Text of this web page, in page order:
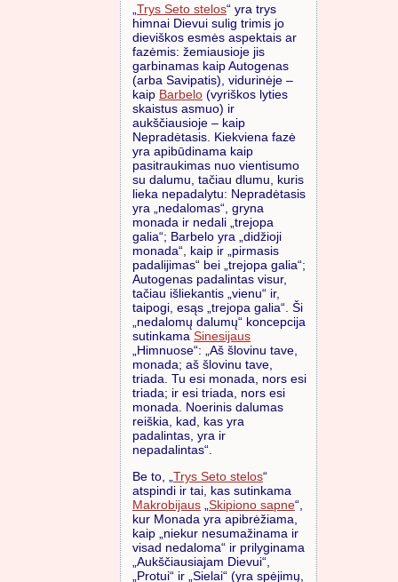
Trys Seto stelos“ yra trys
himnai Dievui sulig trimis jo
dieviškos esmės aspektais ar
fazėmis: žemiausioje jis
garbinamas kaip Autogenas
(arba Savipatis), vidurinėje –
kaip Barbelo (vyriškos lyties
skaistus asmuo) ir
aukščiausioje – kaip
Nepradėtasis. Kiekviena fazė
yra apibūdinama kaip
pasitraukimas nuo vientisumo
su dalumu, tačiau dlumu, kuris
lieka nepadalytu: Nepradėtasis
yra „nedalomas“, gryna
monada ir nedali „trejopa
galia“; Barbelo yra „didžioji
monada“, kaip ir „pirmasis
padalijimas“ bei „trejopa galia“;
Autogenas padalintas visur,
tačiau išliekantis „vienu“ ir,
taipogi, esąs „trejopa galia“. Ši
„nedalomų dalumų“ koncepcija
sutinkama Sinesijaus
„Himnuose“: „Aš šlovinu tave,
monada; aš šlovinu tave,
triada. Tu esi monada, nors esi
triada; ir esi triada, nors esi
monada. Noerinis dalumas
reiškia, kad, kas yra
padalintas, yra ir
nepadalintas“.
Be to, „ Trys Seto stelos“
atspindi ir tai, kas sutinkama
Makrobijaus Skipiono sapne“,
kur Monada yra apibrėžiama,
kaip „niekur nesumažinama ir
visad nedaloma“ ir prilyginama
„Aukščiausiajam Dievui“,
„Protui“ ir „Sielai“ (yra spėjimų,